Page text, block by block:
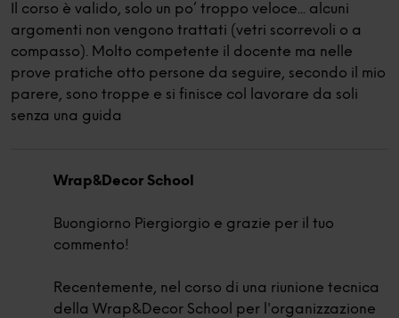
Il corso è valido, solo un po’ troppo veloce... alcuni
argomenti non vengono trattati (vetri scorrevoli o a
compasso). Molto competente il docente ma nelle
prove pratiche otto persone da seguire, secondo il mio
parere, sono troppe e si finisce col lavorare da soli
senza una guida
Wrap&Decor School
Buongiorno Piergiorgio e grazie per il tuo
commento!
Recentemente, nel corso di una riunione tecnica
della Wrap&Decor School per l'organizzazione